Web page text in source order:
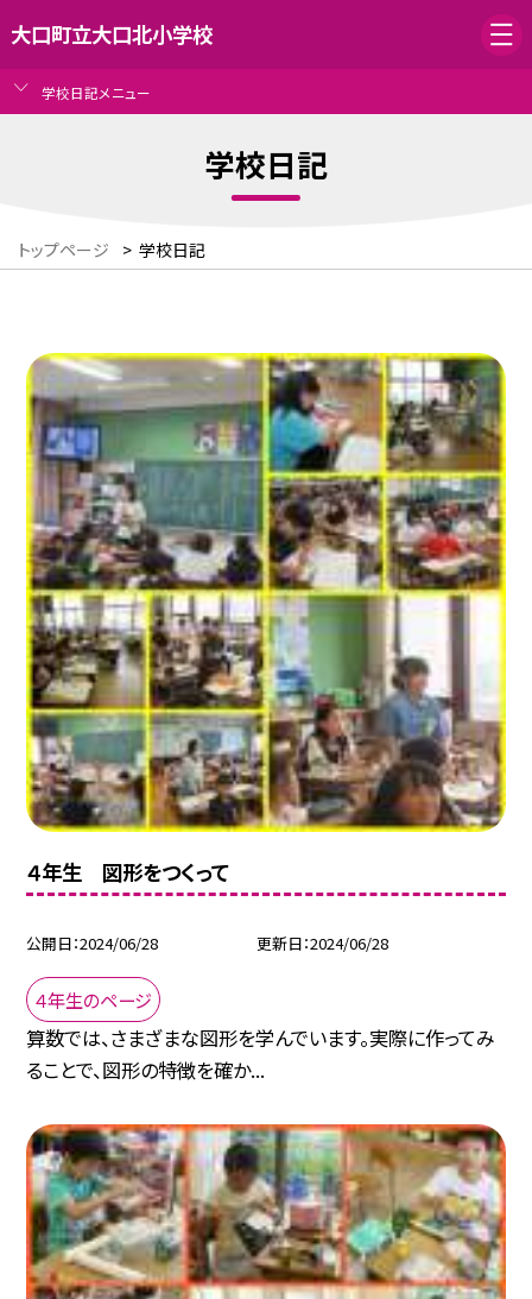
大口町立大口北小学校
学校日記メニュー
学校日記
トップページ > 学校日記
４年生 図形をつくって
公開日 2024/06/28 更新日 2024/06/28
４年生のページ
算数では、さまざまな図形を学んでいます。実際に作ってみ
ることで、図形の特徴を確か...